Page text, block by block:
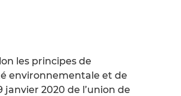
les principes de
environnementale et de
janvier 2020 de l’union de